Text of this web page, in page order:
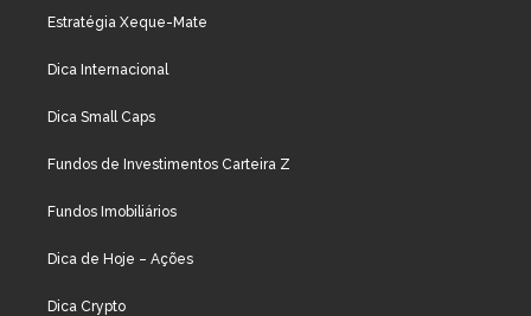
Estratégia Xeque-Mate
Dica Internacional
Dica Small Caps
Fundos de Investimentos Carteira Z
Fundos Imobiliários
Dica de Hoje – Ações
Dica Crypto